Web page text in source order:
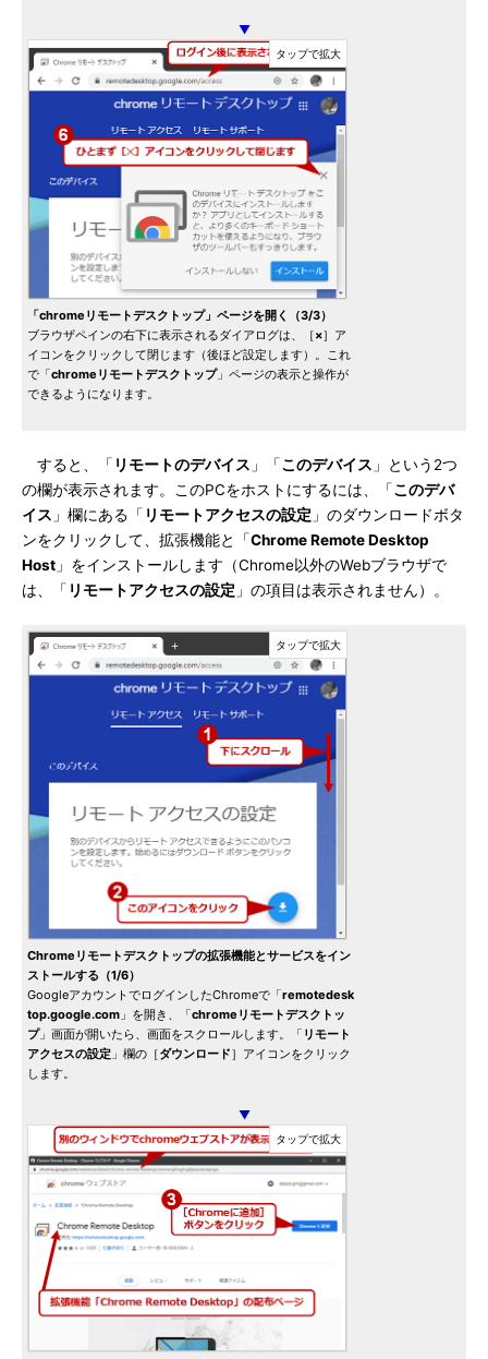
▼
「chromeリモートデスクトップ」ページを開く（3/3）
ブラウザペインの右下に表示されるダイアログは、［×］ア
イコンをクリックして閉じます（後ほど設定します）。これ
で「chromeリモートデスクトップ」ページの表示と操作が
できるようになります。
すると、「 リモートのデバイス 」「このデバイス 」という2つ
の欄が表示されます。このPCをホストにするには、「このデバ
イス 」欄にある「 リモートアクセスの設定 」のダウンロードボタ
ンをクリックして、拡張機能と「Chrome Remote Desktop
Host 」をインストールします（Chrome以外のWebブラウザで
は、「 リモートアクセスの設定 」の項目は表示されません）。
Chromeリモートデスクトップの拡張機能とサービスをイン
ストールする（1/6）
GoogleアカウントでログインしたChromeで「remotedesk
top.google.com 」を開き、「chromeリモートデスクトッ
プ」画面が開いたら、画面をスクロールします。「 リモート
アクセスの設定 」欄の［ダウンロード］アイコンをクリック
します。
▼